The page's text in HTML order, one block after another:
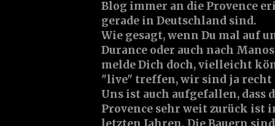
Blog immer an die Provence
gerade in Deutschland sind.
Wie gesagt, wenn Du mal auf
Durance oder auch nach
melde Dich doch, vielleicht
"live" treffen, wir sind ja recht
Uns ist auch aufgefallen, dass
Provence sehr weit zurück ist